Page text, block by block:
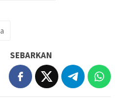
SEBARKAN